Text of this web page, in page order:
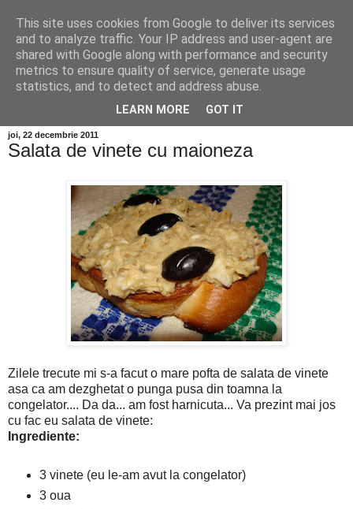
joi, 22 decembrie 2011
Salata de vinete cu maioneza
Zilele trecute mi s-a facut o mare pofta de salata de vinete
asa ca am dezghetat o punga pusa din toamna la
congelator.... Da da... am fost harnicuta... Va prezint mai jos
cu fac eu salata de vinete:
Ingrediente:
3 vinete (eu le-am avut la congelator)
3 oua
This site uses cookies from Google to deliver its services
and to analyze traffic. Your IP address and user-agent are
shared with Google along with performance and security
metrics to ensure quality of service, generate usage
statistics, and to detect and address abuse.
LEARN MORE GOT IT